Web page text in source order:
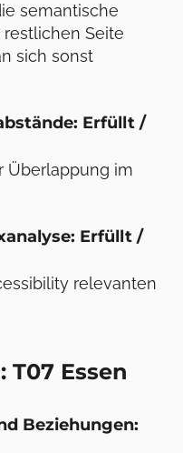
semantische
Seite
sich sonst
Erfüllt /
Überlappung im
Erfüllt /
relevanten
T07 Essen
Beziehungen: